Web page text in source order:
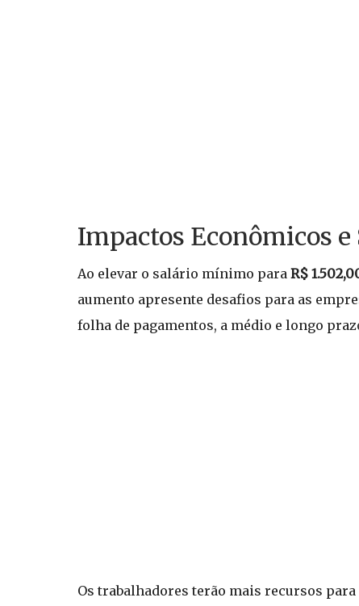
Impactos Econômicos
Ao elevar o salário mínimo para R$
aumento apresente desafios para as
folha de pagamentos, a médio e longo
Os trabalhadores terão mais recursos